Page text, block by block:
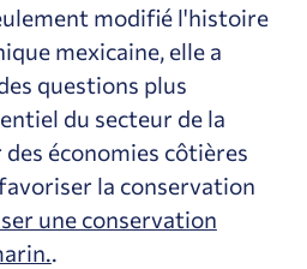
modifié l'histoire
mexicaine, elle a
questions plus
du secteur de la
économies côtières
la conservation
une conservation
.